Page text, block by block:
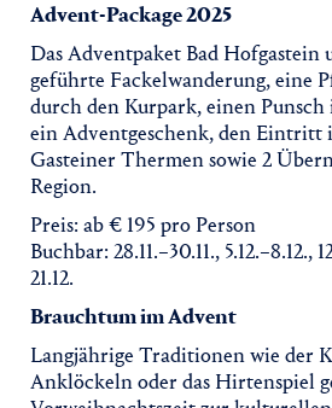
Advent-Package 2025
Das Adventpaket Bad Hofgastein
geführte Fackelwanderung, eine
durch den Kurpark, einen
ein Adventgeschenk, den Eintritt
Gasteiner Thermen sowie 2
Region.
Preis: ab € 195 pro Person
Buchbar: 28.11.–30.11., 5.12.–8.12.,
21.12.
Brauchtum im Advent
Langjährige Traditionen wie der
Anklöckeln oder das Hirtenspiel